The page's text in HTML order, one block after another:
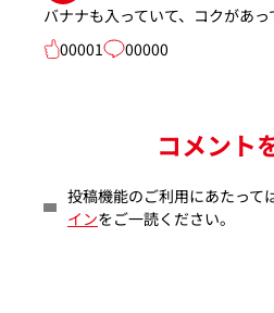
バナナも入っていて、コクがあっ
00001
00000
コメント
投稿機能のご利用にあたって
インをご一読ください。